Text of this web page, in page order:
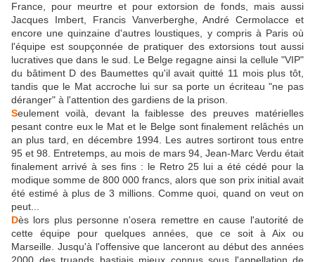
France, pour meurtre et pour extorsion de fonds, mais aussi
Jacques Imbert, Francis Vanverberghe, André Cermolacce et
encore une quinzaine d'autres loustiques, y compris à Paris où
l'équipe est soupçonnée de pratiquer des extorsions tout aussi
lucratives que dans le sud. Le Belge regagne ainsi la cellule "VIP"
du bâtiment D des Baumettes qu'il avait quitté 11 mois plus tôt,
tandis que le Mat accroche lui sur sa porte un écriteau "ne pas
déranger" à l'attention des gardiens de la prison.
Seulement voilà, devant la faiblesse des preuves matérielles
pesant contre eux le Mat et le Belge sont finalement relâchés un
an plus tard, en décembre 1994. Les autres sortiront tous entre
95 et 98. Entretemps, au mois de mars 94, Jean-Marc Verdu était
finalement arrivé à ses fins : le Retro 25 lui a été cédé pour la
modique somme de 800 000 francs, alors que son prix initial avait
été estimé à plus de 3 millions. Comme quoi, quand on veut on
peut...
Dès lors plus personne n'osera remettre en cause l'autorité de
cette équipe pour quelques années, que ce soit à Aix ou
Marseille. Jusqu'à l'offensive que lanceront au début des années